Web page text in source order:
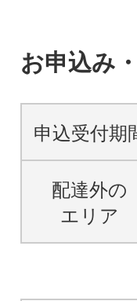
お申込み
申込受付期
配達外の
エリア